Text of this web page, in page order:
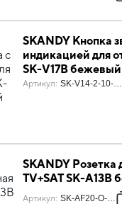
SKANDY Кнопка
индикацией для
SK-V17B
Артикул: SK-V14-2-10-
SKANDY Розетка
TV+SAT SK-A13B
Артикул: SK-AF20-O-K10